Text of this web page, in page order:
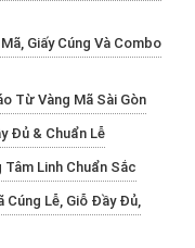
Giấy Cúng Và Combo
Từ Vàng Mã Sài Gòn
Đủ & Chuẩn Lễ
Linh Chuẩn Sắc
Cúng Lễ, Giỗ Đầy Đủ,